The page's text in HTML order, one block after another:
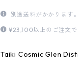
別途送料がかかります
¥23,100以上のご注文で
Taiki Cosmic Glen